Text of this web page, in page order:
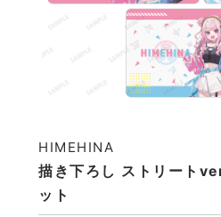
描き下ろし ストリート
ット
HIMEHINA